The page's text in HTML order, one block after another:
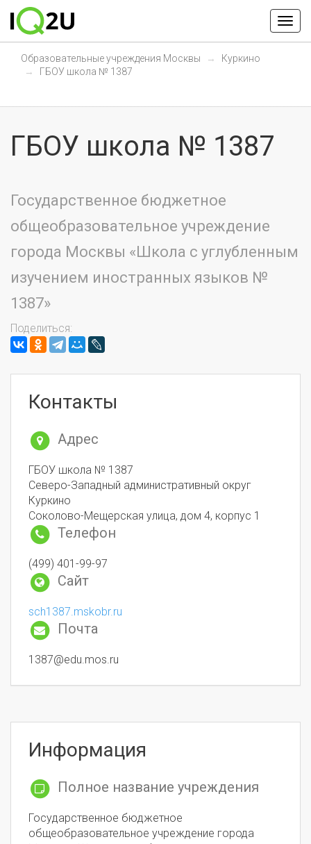
Образовательные учреждения Москвы
Куркино
ГБОУ школа № 1387
ГБОУ школа № 1387
Государственное бюджетное
общеобразовательное учреждение
города Москвы «Школа с углубленным
изучением иностранных языков №
1387»
Поделиться:
Контакты
Адрес
ГБОУ школа № 1387
Северо-Западный административный округ
Куркино
Соколово-Мещерская улица, дом 4, корпус 1
Телефон
(499) 401-99-97
Сайт
sch1387.mskobr.ru
Почта
1387@edu.mos.ru
Информация
Полное название учреждения
Государственное бюджетное
общеобразовательное учреждение города